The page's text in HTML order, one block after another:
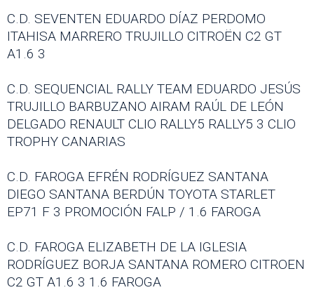
C.D. SEVENTEN EDUARDO DÍAZ PERDOMO
ITAHISA MARRERO TRUJILLO CITROËN C2 GT
A1.6 3
C.D. SEQUENCIAL RALLY TEAM EDUARDO JESÚS
TRUJILLO BARBUZANO AIRAM RAÚL DE LEÓN
DELGADO RENAULT CLIO RALLY5 RALLY5 3 CLIO
TROPHY CANARIAS
C.D. FAROGA EFRÉN RODRÍGUEZ SANTANA
DIEGO SANTANA BERDÚN TOYOTA STARLET
EP71 F 3 PROMOCIÓN FALP / 1.6 FAROGA
C.D. FAROGA ELIZABETH DE LA IGLESIA
RODRÍGUEZ BORJA SANTANA ROMERO CITROEN
C2 GT A1.6 3 1.6 FAROGA